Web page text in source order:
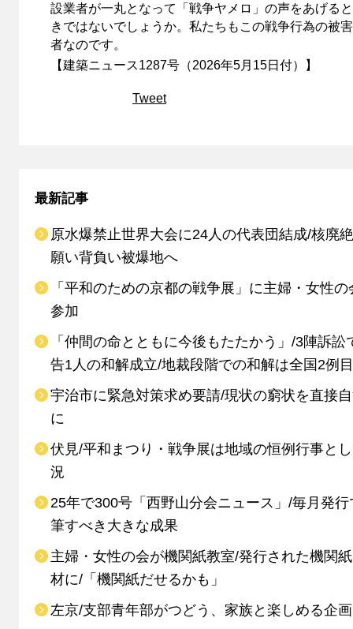
設業者が一丸となって「戦争ヤメロ」の声をあげると
きではないでしょうか。私たちもこの戦争行為の被害
者なのです。
【建築ニュース1287号（2026年5月15日付）】
Tweet
最新記事
原水爆禁止世界大会に24人の代表団結成/核廃
願い背負い被爆地へ
「平和のための京都の戦争展」に主婦・女性の
参加
「仲間の命とともに今後もたたかう」/3陣訴訟
告1人の和解成立/地裁段階での和解は全国2例目
宇治市に緊急対策求め要請/現状の窮状を直接
に
伏見/平和まつり・戦争展は地域の恒例行事と
況
25年で300号「西野山分会ニュース」/毎月発行
筆すべき大きな成果
主婦・女性の会が機関紙教室/発行された機関
材に/「機関紙だせるかも」
左京/支部青年部がつどう、家族と楽しめる企